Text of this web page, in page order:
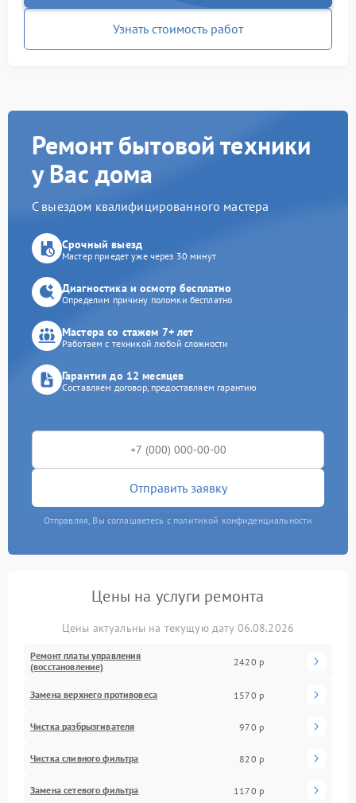
Узнать стоимость работ
Ремонт бытовой техники
у Вас дома
С выездом квалифицированного мастера
Срочный выезд
Мастер приедет уже через 30 минут
Диагностика и осмотр бесплатно
Определим причину поломки бесплатно
Мастера со стажем 7+ лет
Работаем с техникой любой сложности
Гарантия до 12 месяцев
Составляем договор, предоставляем гарантию
Отправить заявку
Отправляя, Вы соглашаетесь с политикой конфиденциальности
Цены на услуги ремонта
Цены актуальны на текущую дату 06.08.2026
Ремонт платы управления
(восстановление)
2420 р
Замена верхнего противовеса 1570 р
Чистка разбрызгивателя 970 р
Чистка сливного фильтра 820 р
Замена сетевого фильтра 1170 р